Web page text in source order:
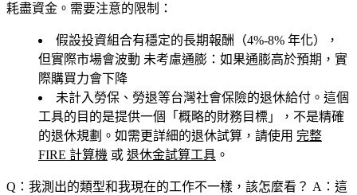
耗盡資金。需要注意的限制：
假設投資組合有穩定的長期報酬（4%-8% 年化），
但實際市場會波動 未考慮通膨 ：如果通膨高於預期，實
際購買力會下降
未計入勞保、勞退等台灣社會保險的退休給付。這個
工具的目的是提供一個「概略的財務目標」，不是精確
的退休規劃。如需更詳細的退休試算，請使用 完整
FIRE 計算機 或 退休金試算工具 。
Q：我測出的類型和我現在的工作不一樣，該怎麼看？ A：這